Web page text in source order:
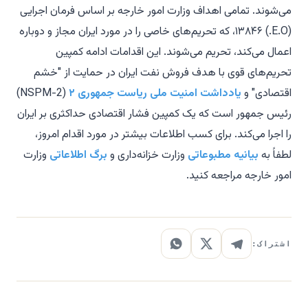
می‌شوند. تمامی اهداف وزارت امور خارجه بر اساس فرمان اجرایی
(E.O.) ۱۳۸۴۶، که تحریم‌های خاصی را در مورد ایران مجاز و دوباره
اعمال می‌کند، تحریم می‌شوند. این اقدامات ادامه کمپین
تحریم‌های قوی با هدف فروش نفت ایران در حمایت از "خشم
اقتصادی" و یادداشت امنیت ملی ریاست جمهوری ۲
(NSPM-2)
رئیس جمهور است که یک کمپین فشار اقتصادی حداکثری بر ایران
را اجرا می‌کند. برای کسب اطلاعات بیشتر در مورد اقدام امروز،
لطفاً به بیانیه مطبوعاتی وزارت خزانه‌داری و برگ اطلاعاتی وزارت
امور خارجه مراجعه کنید.
اشتراک: